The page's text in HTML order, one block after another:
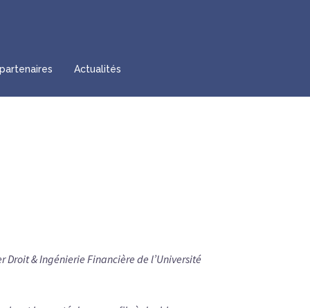
Actualités
Droit & Ingénierie Financière de l’Université